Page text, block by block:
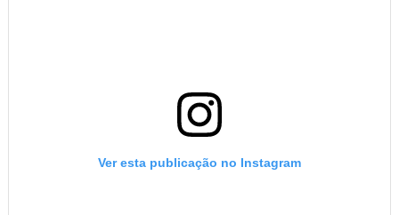
Ver esta publicação no Instagram